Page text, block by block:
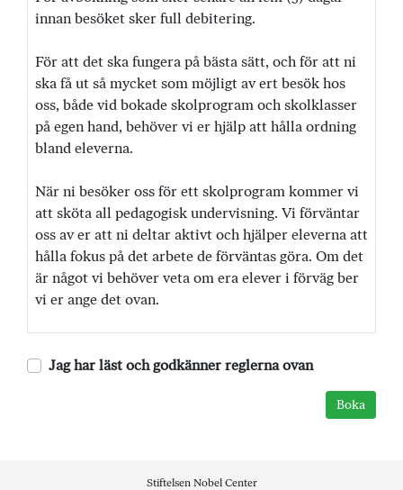
innan besöket sker full debitering.
För att det ska fungera på bästa sätt, och för att ni
ska få ut så mycket som möjligt av ert besök hos
oss, både vid bokade skolprogram och skolklasser
på egen hand, behöver vi er hjälp att hålla ordning
bland eleverna.
När ni besöker oss för ett skolprogram kommer vi
att sköta all pedagogisk undervisning. Vi förväntar
oss av er att ni deltar aktivt och hjälper eleverna att
hålla fokus på det arbete de förväntas göra. Om det
är något vi behöver veta om era elever i förväg ber
vi er ange det ovan.
Jag har läst och godkänner reglerna ovan
Stiftelsen Nobel Center